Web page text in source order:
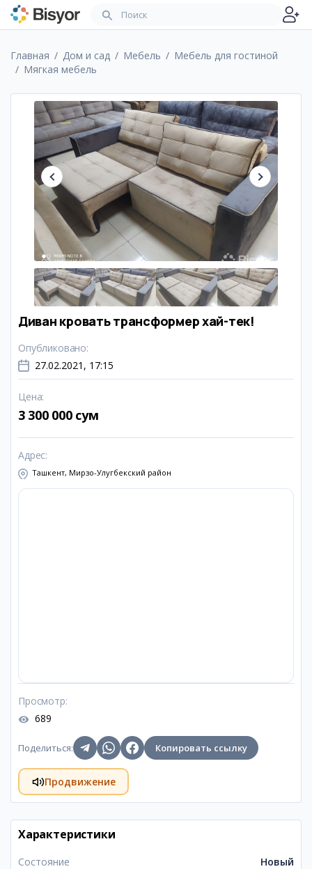
Главная Дом и сад Мебель
Мебель для гостиной
Мягкая мебель
Диван кровать трансформер хай-тек!
Опубликовано:
27.02.2021, 17:15
Цена:
3 300 000 сум
Адрес:
Ташкент, Мирзо-Улугбекский район
Просмотр:
689
Поделиться: Копировать ссылку
Продвижение
Характеристики
Состояние Новый